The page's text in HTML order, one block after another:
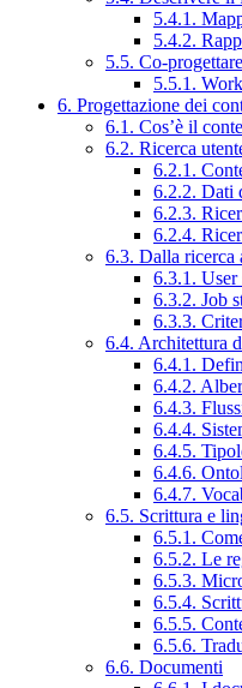
5.4.1.
5.4.2.
5.5. Co-
5.5.1.
6. Progettazione dei
6.1. Cos’è il
6.2. Ricerca
6.2.1.
6.2.2. Dati
6.2.3.
6.2.4.
6.3. Dalla ricerca
6.3.1. User
6.3.2. Job
6.3.3.
6.4. Architettura
6.4.1.
6.4.2.
6.4.3.
6.4.4.
6.4.5.
6.4.6.
6.4.7.
6.5. Scrittura e
6.5.1.
6.5.2. Le
6.5.3.
6.5.4.
6.5.5.
6.5.6.
6.6. Documenti